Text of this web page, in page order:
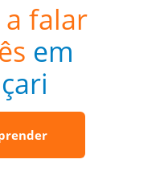
falar
em